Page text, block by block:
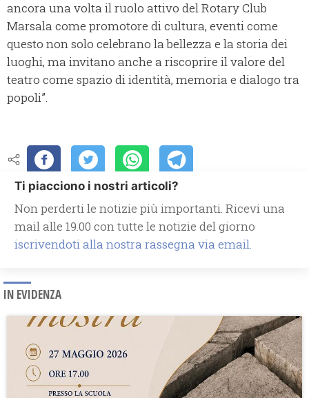
ancora una volta il ruolo attivo del Rotary Club
Marsala come promotore di cultura, eventi come
questo non solo celebrano la bellezza e la storia dei
luoghi, ma invitano anche a riscoprire il valore del
teatro come spazio di identità, memoria e dialogo tra
popoli”.
Ti piacciono i nostri articoli?
Non perderti le notizie più importanti. Ricevi una
mail alle 19.00 con tutte le notizie del giorno
iscrivendoti alla nostra rassegna via email.
IN EVIDENZA